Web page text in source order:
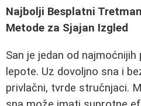
Najbolji Besplatni
Metode za Sjajan Izgled
San je jedan od
lepote. Uz dovoljno sna i
privlačni, tvrde stručnjaci.